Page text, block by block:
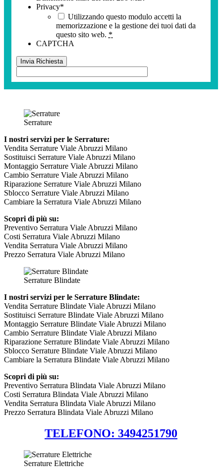
Privacy*
Utilizzando questo modulo accetti la
memorizzazione e la gestione dei tuoi dati da
questo sito web. *
CAPTCHA
Serrature
I nostri servizi per le Serrature:
Vendita Serrature Viale Abruzzi Milano
Sostituisci Serrature Viale Abruzzi Milano
Montaggio Serrature Viale Abruzzi Milano
Cambio Serrature Viale Abruzzi Milano
Riparazione Serrature Viale Abruzzi Milano
Sblocco Serrature Viale Abruzzi Milano
Cambiare la Serratura Viale Abruzzi Milano
Scopri di più su:
Preventivo Serratura Viale Abruzzi Milano
Costi Serratura Viale Abruzzi Milano
Vendita Serratura Viale Abruzzi Milano
Prezzo Serratura Viale Abruzzi Milano
Serrature Blindate
I nostri servizi per le Serrature Blindate:
Vendita Serrature Blindate Viale Abruzzi Milano
Sostituisci Serrature Blindate Viale Abruzzi Milano
Montaggio Serrature Blindate Viale Abruzzi Milano
Cambio Serrature Blindate Viale Abruzzi Milano
Riparazione Serrature Blindate Viale Abruzzi Milano
Sblocco Serrature Blindate Viale Abruzzi Milano
Cambiare la Serratura Blindate Viale Abruzzi Milano
Scopri di più su:
Preventivo Serratura Blindata Viale Abruzzi Milano
Costi Serratura Blindata Viale Abruzzi Milano
Vendita Serratura Blindata Viale Abruzzi Milano
Prezzo Serratura Blindata Viale Abruzzi Milano
TELEFONO: 3494251790
Serrature Elettriche